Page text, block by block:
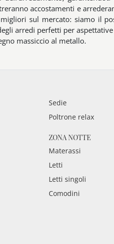
accostamenti e
migliori sul mercato: siamo il
arredi perfetti per
massiccio al metallo.
Sedie
Poltrone relax
ZONA NOTTE
Materassi
Letti
Letti singoli
Comodini